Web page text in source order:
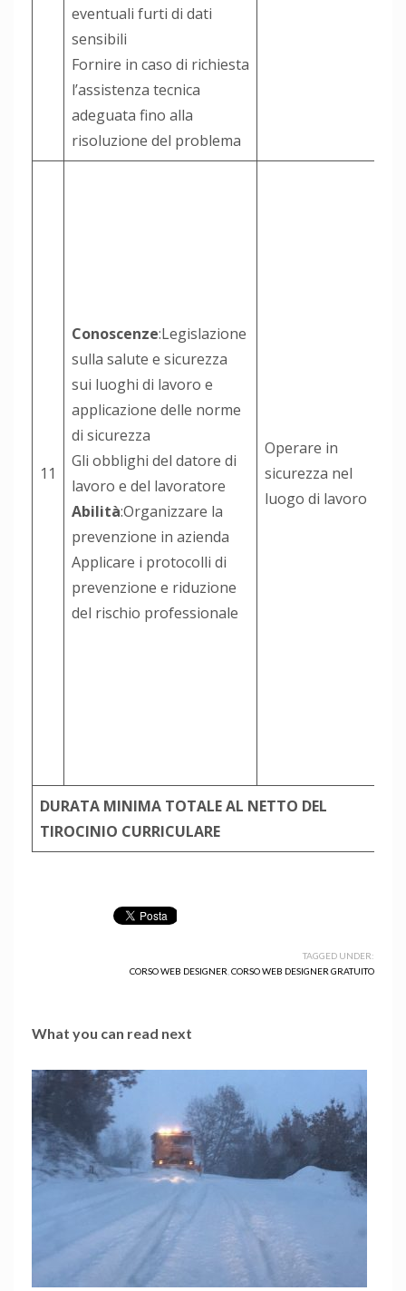
eventuali furti di dati
sensibili
Fornire in caso di richiesta
l’assistenza tecnica
adeguata fino alla
risoluzione del problema
11
Conoscenze:Legislazione
sulla salute e sicurezza
sui luoghi di lavoro e
applicazione delle norme
di sicurezza
Gli obblighi del datore di
lavoro e del lavoratore
Abilità:Organizzare la
prevenzione in azienda
Applicare i protocolli di
prevenzione e riduzione
del rischio professionale
Operare in
sicurezza nel
luogo di lavoro
DURATA MINIMA TOTALE AL NETTO DEL
TIROCINIO CURRICULARE
TAGGED UNDER:
CORSO WEB DESIGNER CORSO WEB DESIGNER GRATUITO
What you can read next